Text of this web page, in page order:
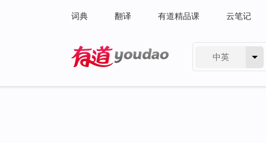
词典 翻译 有道精品课 云笔记
中英